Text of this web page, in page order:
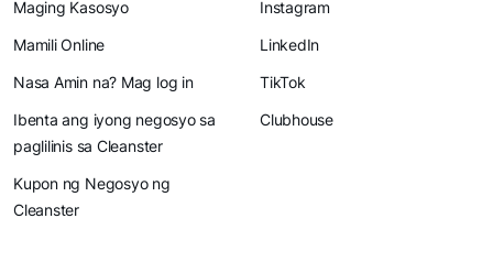
Maging Kasosyo
Mamili Online
Nasa Amin na? Mag log in
Ibenta ang iyong negosyo sa
paglilinis sa Cleanster
Kupon ng Negosyo ng
Cleanster
Instagram
LinkedIn
TikTok
Clubhouse